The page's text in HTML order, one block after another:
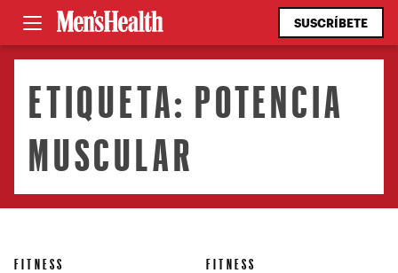
SUSCRÍBETE
ETIQUETA: POTENCIA
MUSCULAR
FITNESS FITNESS